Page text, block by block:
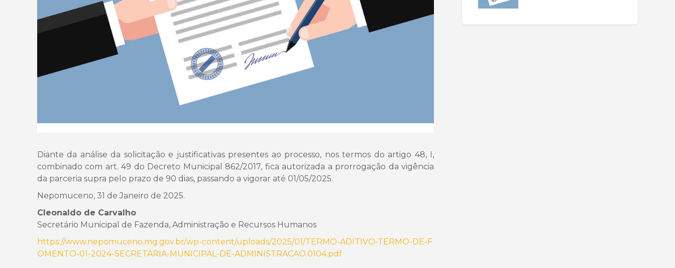
Diante da análise da solicitação e justificativas presentes ao processo, nos termos do artigo 48, I,
combinado com art. 49 do Decreto Municipal 862/2017, fica autorizada a prorrogação da vigência
da parceria supra pelo prazo de 90 dias, passando a vigorar até 01/05/2025.
Nepomuceno, 31 de Janeiro de 2025.
Cleonaldo de Carvalho
Secretário Municipal de Fazenda, Administração e Recursos Humanos
https://www.nepomuceno.mg.gov.br/wp-content/uploads/2025/01/TERMO-ADITIVO-TERMO-DE-F
OMENTO-01-2024-SECRETARIA-MUNICIPAL-DE-ADMINISTRACAO.0104.pdf